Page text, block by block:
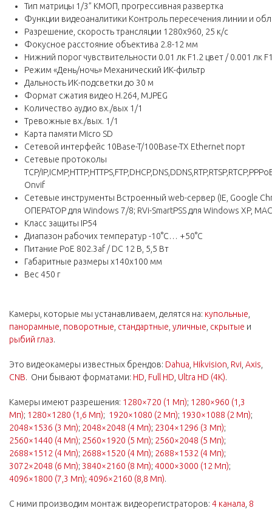
Тип матрицы 1/3” КМОП, прогрессивная развертка
Функции видеоаналитики Контроль пересечения линии и
Разрешение, скорость трансляции 1280x960, 25 к/с
Фокусное расстояние объектива 2.8-12 мм
Нижний порог чувствительности 0.01 лк F1.2 цвет / 0.001 лк
Режим «День/ночь» Механический ИК-фильтр
Дальность ИК-подсветки до 30 м
Формат сжатия видео H.264, MJPEG
Количество аудио вх./вых 1/1
Тревожные вх./вых. 1/1
Карта памяти Micro SD
Сетевой интерфейс 10Base-T/100Base-TX Ethernet порт
Сетевые протоколы
TCP/
Оnvif
Сетевые инструменты Встроенный web-сервер (IE, Google
ОПЕРАТОР для Windows 7/8; RVi-SmartPSS для Windows XP,
Класс защиты IP54
Диапазон рабочих температур -10°С… +50°С
Питание PoE 802.3af / DC 12 В, 5,5 Вт
Габаритные размеры x140x100 мм
Вес 450 г
Камеры, которые мы устанавливаем, делятся на: купольные
панорамные поворотные стандартные уличные скрытые и
рыбий глаз.
Это видеокамеры известных брендов: Dahua Hikvision Rvi Axis
CNB. Они бывают форматами: HD Full HD Ultra HD (4K).
Камеры имеют разрешения: 1280×720 (1 Мп); 1280×960 (1,3
Мп); 1280×1280 (1,6 Мп); 1920×1080 (2 Мп); 1930×1088 (2 Мп);
2048×1536 (3 Мп); 2048×2048 (4 Мп); 2304×1296 (3 Мп);
2560×1440 (4 Мп); 2560×1920 (5 Мп); 2560×2048 (5 Мп);
2688×1512 (4 Мп); 2688×1520 (4 Мп); 2688×1532 (4 Мп);
3072×2048 (6 Мп); 3840×2160 (8 Мп); 4000×3000 (12 Мп);
4096×1800 (7,3 Мп); 4096×2160 (8,8 Мп).
С ними производим монтаж видеорегистраторов: 4 канала 8